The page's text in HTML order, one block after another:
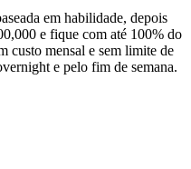
em habilidade, depois
e fique com até 100% do
custo mensal e sem limite de
e pelo fim de semana.